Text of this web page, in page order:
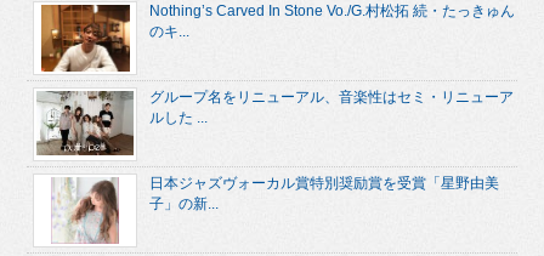
Nothing’s Carved In Stone Vo./G.村松拓 続・たっきゅん
のキ...
グループ名をリニューアル、音楽性はセミ・リニューア
ルした ...
日本ジャズヴォーカル賞特別奨励賞を受賞「星野由美
子」の新...